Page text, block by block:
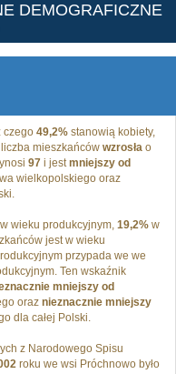
DEMOGRAFICZNE
czego 49,2% stanowią kobiety,
mieszkańców wzrosła o
97 i jestmniejszy od
wielkopolskiego oraz
wieku produkcyjnym, 19,2% w
jest w wieku
przypada we we
Ten wskaźnik
mniejszy od
oraz nieznacznie mniejszy
dla całej Polski.
z Narodowego Spisu
roku we wsi Próchnowo było